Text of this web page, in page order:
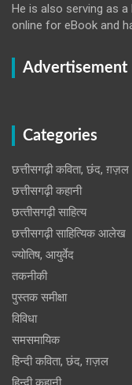
He is also serving as
online for eBook and
Advertisement
Categories
छत्तीसगढ़ी कविता, छंद, ग़ज़ल
छत्तीसगढ़ी कहानी
छत्‍तीसगढ़ी साहित्‍य
छत्तीसगढ़ी साहित्यिक आलेख
ज्योतिष, आयुर्वेद
तकनीकी
पुस्‍तक समीक्षा
विविधा
समसमायिक
हिन्दी कविता, छंद, ग़ज़ल